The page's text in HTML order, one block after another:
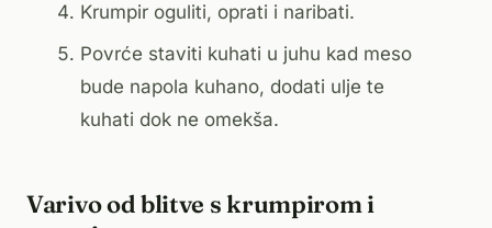
Krumpir oguliti, oprati i naribati.
Povrće staviti kuhati u juhu kad meso
bude napola kuhano, dodati ulje te
kuhati dok ne omekša.
Varivo od blitve s krumpirom i